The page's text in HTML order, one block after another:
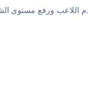
اللاعب ورفع مستوى